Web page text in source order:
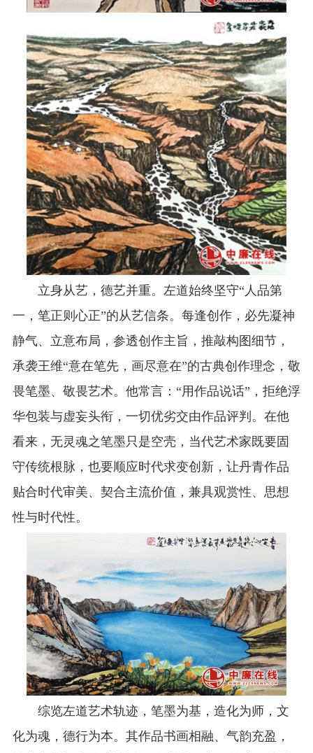
立身从艺，德艺并重。左道始终坚守“人品第
一，笔正则心正”的从艺信条。每逢创作，必先凝神
静气、立意布局，参透创作主旨，推敲构图细节，
承袭王维“意在笔先，画尽意在”的古典创作理念，敬
畏笔墨、敬畏艺术。他常言：“用作品说话”，拒绝浮
华包装与虚妄头衔，一切优劣交由作品评判。在他
看来，无灵魂之笔墨只是空壳，当代艺术家既要固
守传统根脉，也要顺应时代求变创新，让丹青作品
贴合时代审美、契合主流价值，兼具观赏性、思想
性与时代性。
综览左道艺术轨迹，笔墨为基，造化为师，文
化为魂，德行为本。其作品书画相融、气韵充盈，